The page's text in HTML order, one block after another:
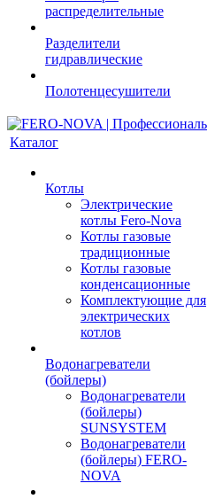
распределительные
Разделители
гидравлические
Полотенцесушители
Каталог
Котлы
Электрические
котлы Fero-Nova
Котлы газовые
традиционные
Котлы газовые
конденсационные
Комплектующие для
электрических
котлов
Водонагреватели
(бойлеры)
Водонагреватели
(бойлеры)
SUNSYSTEM
Водонагреватели
(бойлеры) FERO-
NOVA